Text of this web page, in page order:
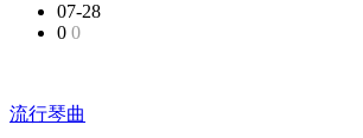
07-28
0 0
流行琴曲